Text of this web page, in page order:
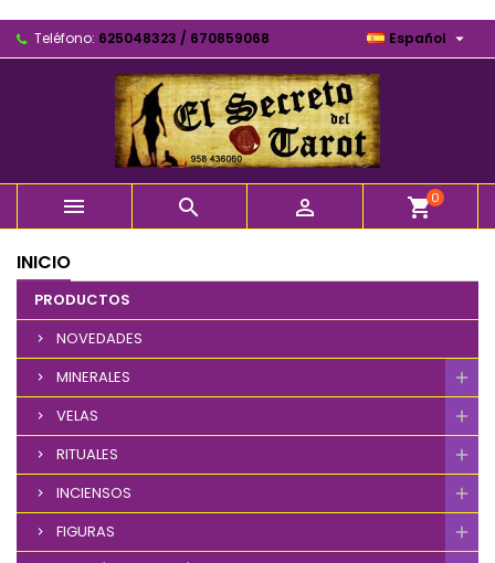
Teléfono: 625048323 / 670859068 Español 
   shopping_cart0
INICIO
PRODUCTOS
NOVEDADES
MINERALES
VELAS
RITUALES
INCIENSOS
FIGURAS